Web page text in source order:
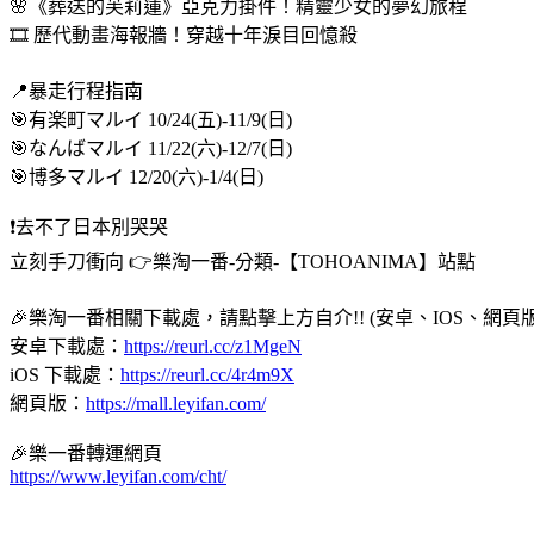
🌸《葬送的芙莉蓮》亞克力掛件！精靈少女的夢幻旅程
🎞 歷代動畫海報牆！穿越十年淚目回憶殺
📍暴走行程指南
🎯有楽町マルイ 10/24(五)-11/9(日)
🎯なんばマルイ 11/22(六)-12/7(日)
🎯博多マルイ 12/20(六)-1/4(日)
❗️去不了日本別哭哭
立刻手刀衝向 👉樂淘一番-分類-【TOHOANIMA】站點
🎉樂淘一番相關下載處，請點擊上方自介!! (安卓、IOS、網頁
安卓下載處： https://reurl.cc/z1MgeN
iOS 下載處： https://reurl.cc/4r4m9X
網頁版： https://mall.leyifan.com/
🎉樂一番轉運網頁
https://www.leyifan.com/cht/